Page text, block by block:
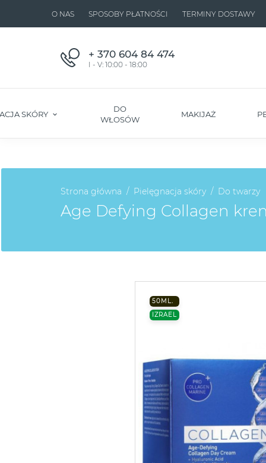
O NAS SPOSOBY PŁATNOŚCI TERMINY DOSTAWY
+ 370 604 84 474
I - V: 10:00 - 18:00
SKÓRY
DO
WŁOSÓW
MAKIJAŻ
Strona główna Pielęgnacja skóry Do twarzy
Age Defying Collagen
50ML.
IZRAEL